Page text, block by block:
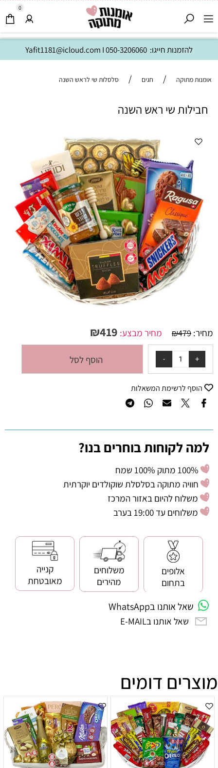
להזמנות חייגו: Yafit1181@icloud.com I050-3206060
0
אומנות מתוקה / חגים / סלסלות שי לראש השנה
חבילות שי ראש השנה
מחיר: ₪479 מחיר מבצע: ₪419
הוסף לסל
הוסף לרשימת המשאלות
למה לקוחות בוחרים בנו?
חוויה מתוקה בסלסלת שוקולדים יוקרתית
משלוח להיום באזור המרכז
משלוחים עד 19:00 בערב
אלופים
בתחום
משלוחים
מהירים
קנייה
מאובטחת
שאל אותנו בWhatsApp
שאל אותנו בE-MAIL
מוצרים דומים